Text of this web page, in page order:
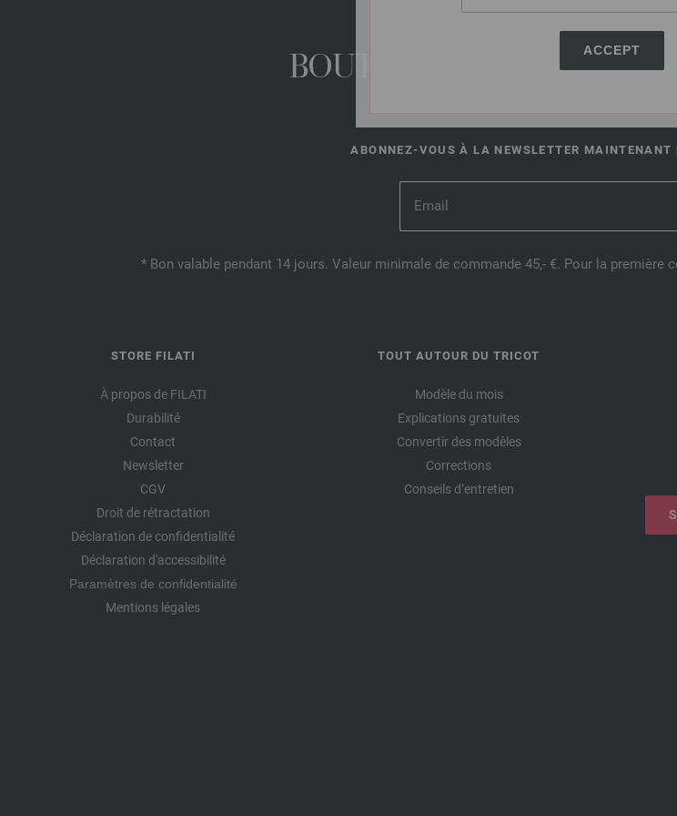
ACCEPT
BOUTIQUE EN LIGNE
ABONNEZ-VOUS À LA NEWSLETTER
* Bon valable pendant 14 jours. Valeur minimale de commande 45,- €. Pour la
STORE FILATI
À propos de FILATI
Durabilité
Contact
Newsletter
CGV
Droit de rétractation
Déclaration de confidentialité
Déclaration d'accessibilité
Paramètres de confidentialité
Mentions légales
TOUT AUTOUR DU TRICOT
Modèle du mois
Explications gratuites
Convertir des modèles
Corrections
Conseils d’entretien